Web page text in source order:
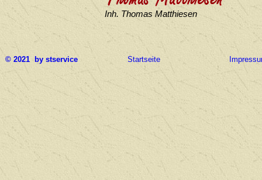
Inh. Thomas Matthiesen
© 2021 by stservice Startseite